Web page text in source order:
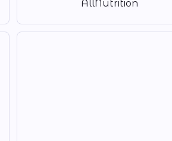
AllNutrition